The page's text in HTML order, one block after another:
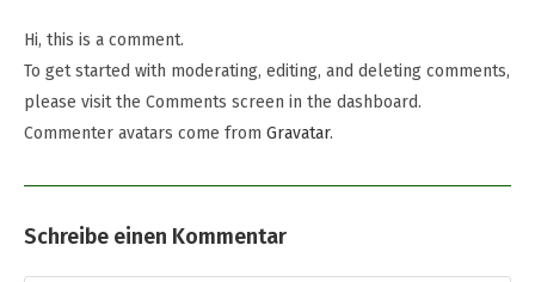
Hi, this is a comment.
To get started with moderating, editing, and deleting comments,
please visit the Comments screen in the dashboard.
Commenter avatars come from Gravatar.
Schreibe einen Kommentar